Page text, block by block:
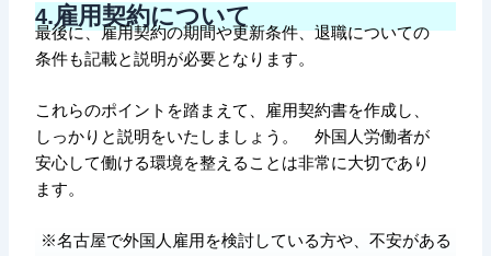
4.雇用契約について
最後に、雇用契約の期間や更新条件、退職についての
条件も記載と説明が必要となります。
これらのポイントを踏まえて、雇用契約書を作成し、
しっかりと説明をいたしましょう。 外国人労働者が
安心して働ける環境を整えることは非常に大切であり
ます。
※名古屋で外国人雇用を検討している方や、不安がある